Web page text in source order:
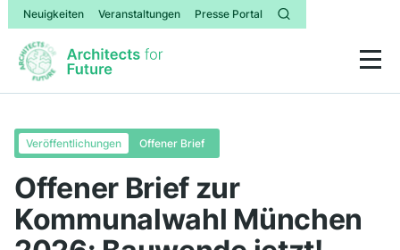
Neuigkeiten Veranstaltungen Presse Portal
Veröffentlichungen Offener Brief
Offener Brief zur
Kommunalwahl München